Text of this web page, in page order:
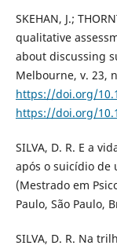
SKEHAN, J.;
qualitative
about discussing
Melbourne, v. 23,
https://doi.org/
https://doi.org/
SILVA, D. R. E a
após o suicídio de
(Mestrado em
Paulo, São Paulo,
SILVA, D. R. Na